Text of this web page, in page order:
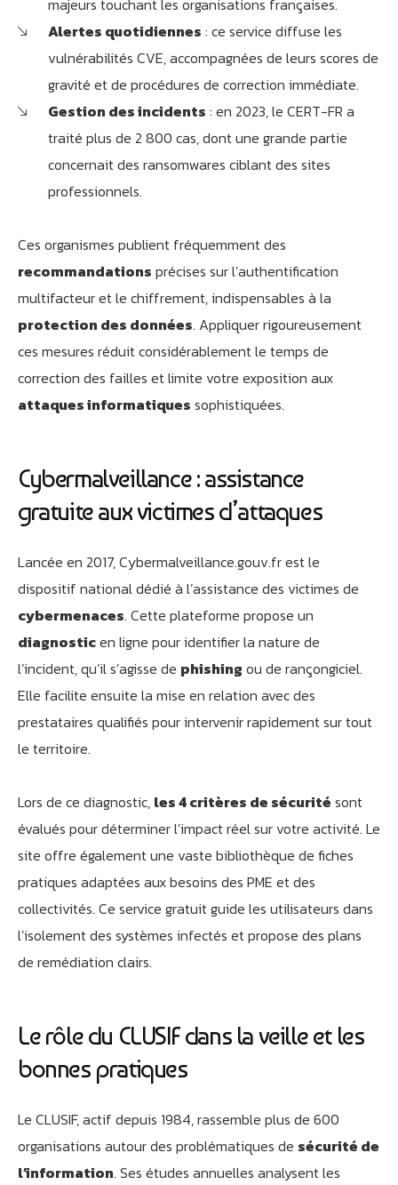
Alertes quotidiennes : ce service diffuse les
vulnérabilités CVE, accompagnées de leurs scores de
gravité et de procédures de correction immédiate.
Gestion des incidents : en 2023, le CERT-FR a
traité plus de 2 800 cas, dont une grande partie
concernait des ransomwares ciblant des sites
professionnels.
Ces organismes publient fréquemment des
recommandations précises sur l’authentification
multifacteur et le chiffrement, indispensables à la
protection des données. Appliquer rigoureusement
ces mesures réduit considérablement le temps de
correction des failles et limite votre exposition aux
attaques informatiques sophistiquées.
Cybermalveillance : assistance
gratuite aux victimes d’attaques
Lancée en 2017, Cybermalveillance.gouv.fr est le
dispositif national dédié à l’assistance des victimes de
cybermenaces. Cette plateforme propose un
diagnosticen ligne pour identifier la nature de
l’incident, qu’il s’agisse de phishing ou de rançongiciel.
Elle facilite ensuite la mise en relation avec des
prestataires qualifiés pour intervenir rapidement sur tout
le territoire.
Lors de ce diagnostic, les 4 critères de sécurité sont
évalués pour déterminer l’impact réel sur votre activité. Le
site offre également une vaste bibliothèque de fiches
pratiques adaptées aux besoins des PME et des
collectivités. Ce service gratuit guide les utilisateurs dans
l’isolement des systèmes infectés et propose des plans
de remédiation clairs.
Le rôle du CLUSIF dans la veille et les
bonnes pratiques
Le CLUSIF, actif depuis 1984, rassemble plus de 600
organisations autour des problématiques de sécurité de
l’information. Ses études annuelles analysent les